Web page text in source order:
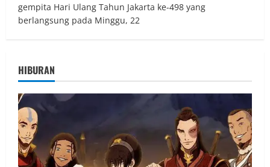
gempita Hari Ulang Tahun Jakarta ke-498 yang
berlangsung pada Minggu, 22
HIBURAN